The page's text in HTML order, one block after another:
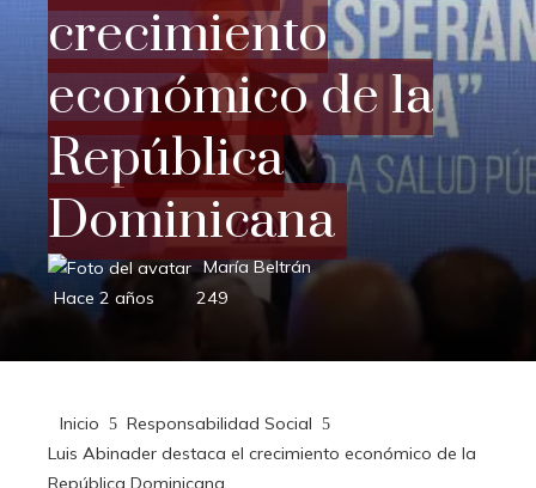
crecimiento
económico de la
República
Dominicana
María Beltrán
Hace 2 años
249
Inicio
Responsabilidad Social
Luis Abinader destaca el crecimiento económico de la
República Dominicana